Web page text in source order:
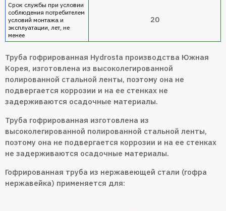
Срок службы при условии
соблюдения потребителем
условий монтажа и
эксплуатации, лет, не
менее
20
Труба гофрированная Hydrosta производства Южная
Корея, изготовлена из высоколегированной
полированной стальной ленты, поэтому она не
подвергается коррозии и на ее стенках не
задерживаются осадочные материалы.
Труба гофрированная изготовлена из
высоколегированной полированной стальной ленты,
поэтому она не подвергается коррозии и на ее стенках
не задерживаются осадочные материалы.
Гофрированная труба из нержавеющей стали (гофра
нержавейка) применяется для: